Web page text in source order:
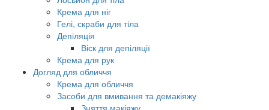
Крема для ніг
Гелі, скраби для тіла
Депіляція
Віск для депіляції
Крема для рук
Догляд для обличчя
Крема для обличчя
Засоби для вмивання та демакіяжу
Зняття макіяжу